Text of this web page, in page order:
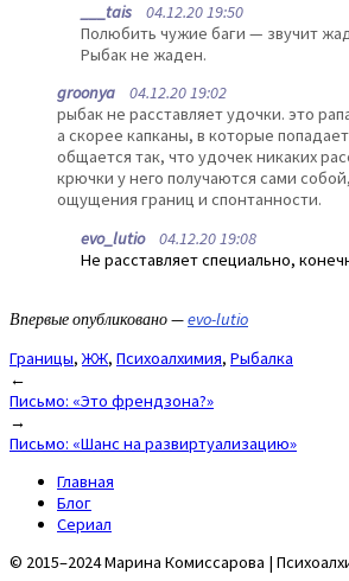
___tais 04.12.20 19:50
Полюбить чужие баги — звучит
Рыбак не жаден.
groonya 04.12.20 19:02
рыбак не расставляет удочки. это
а скорее капканы, в которые
общается так, что удочек никаких
крючки у него получаются сами
ощущения границ и спонтанности.
evo_lutio04.12.20 19:08
Не расставляет специально,
Впервые опубликовано —evo-lutio
Границы,ЖЖ, Психоалхимия, Рыбалка
Post
navigation
←
Письмо: «Это френдзона?»
→
Письмо: «Шанс на развиртуализацию»
Главная
Блог
Сериал
© 2015–2024 Марина Комиссарова |